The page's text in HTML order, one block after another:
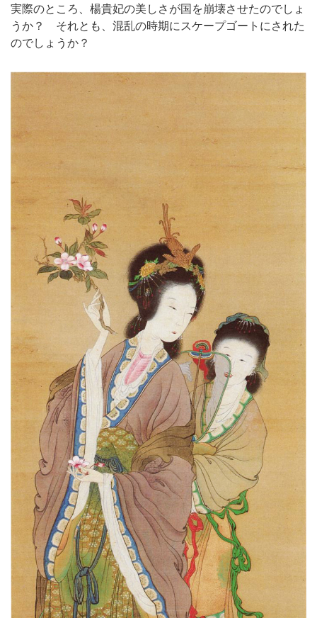
実際のところ、楊貴妃の美しさが国を崩壊させたのでしょ
うか？ それとも、混乱の時期にスケープゴートにされた
のでしょうか？